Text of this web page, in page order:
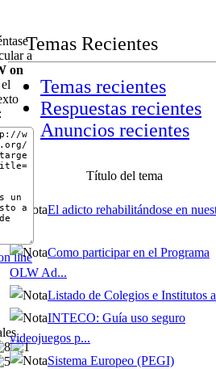
a
on
line
Temas Recientes
Temas recientes
Respuestas recientes
Anuncios recientes
Título del tema
El adicto rehabilitándose en
Como participar en el Programa
OLW Ad...
Listado de Colegios e Institutos
INTECO: Guía uso seguro
videojuegos p...
Sistema Europeo (PEGI)